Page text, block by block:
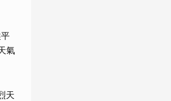
氣
天